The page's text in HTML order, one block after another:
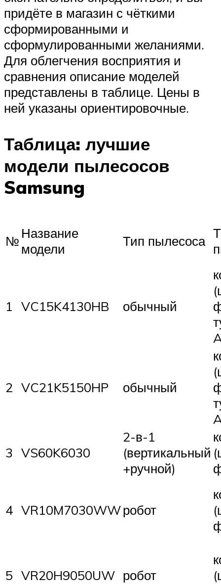
придёте в магазин с чёткими
сформированными и
сформулированными желаниями.
Для облегчения восприятия и
сравнения описание моделей
представлены в таблице. Цены в
ней указаны ориентировочные.
Таблица: лучшие
модели пылесосов
Samsung
№ Название
модели
Тип пылесоса
1 VC15K4130HB обычный
2 VC21K5150HP обычный
3 VS60K6030
2-в-1
(вертикальный
+ручной)
4 VR10M7030WWробот
5 VR20H9050UW робот